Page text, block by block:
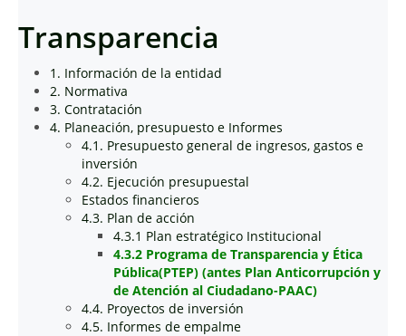
Transparencia
1. Información de la entidad
2. Normativa
3. Contratación
4. Planeación, presupuesto e Informes
4.1. Presupuesto general de ingresos, gastos e
inversión
4.2. Ejecución presupuestal
Estados financieros
4.3. Plan de acción
4.3.1 Plan estratégico Institucional
4.3.2 Programa de Transparencia y Ética
Pública(PTEP) (antes Plan Anticorrupción y
de Atención al Ciudadano-PAAC)
4.4. Proyectos de inversión
4.5. Informes de empalme